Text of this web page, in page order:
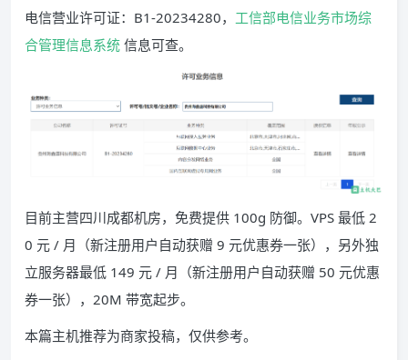
电信营业许可证：B1-20234280， 工信部电信业务市场综
合管理信息系统 信息可查。
目前主营四川成都机房，免费提供 100g 防御。VPS 最低 2
0 元 / 月（新注册用户自动获赠 9 元优惠券一张），另外独
立服务器最低 149 元 / 月（新注册用户自动获赠 50 元优惠
券一张），20M 带宽起步。
本篇主机推荐为商家投稿，仅供参考。